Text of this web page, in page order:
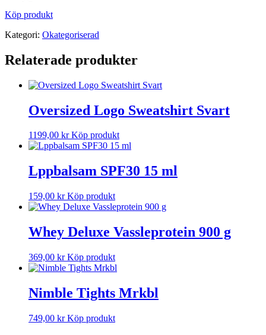
Köp produkt
Kategori: Okategoriserad
Relaterade produkter
Oversized Logo Sweatshirt Svart
1199,00 kr Köp produkt
Lppbalsam SPF30 15 ml
159,00 kr Köp produkt
Whey Deluxe Vassleprotein 900 g
369,00 kr Köp produkt
Nimble Tights Mrkbl
749,00 kr Köp produkt